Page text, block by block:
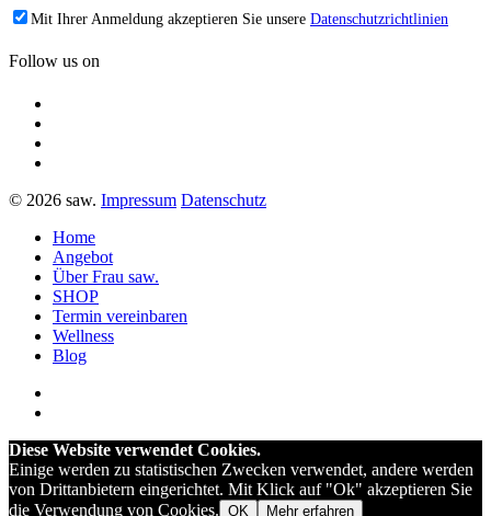
Mit Ihrer Anmeldung akzeptieren Sie unsere Datenschutzrichtlinien
Follow us on
© 2026 saw. Impressum Datenschutz
Home
Angebot
Über Frau saw.
SHOP
Termin vereinbaren
Wellness
Blog
Diese Website verwendet Cookies.
Einige werden zu statistischen Zwecken verwendet, andere werden
von Drittanbietern eingerichtet. Mit Klick auf "Ok" akzeptieren Sie
die Verwendung von Cookies. OK Mehr erfahren